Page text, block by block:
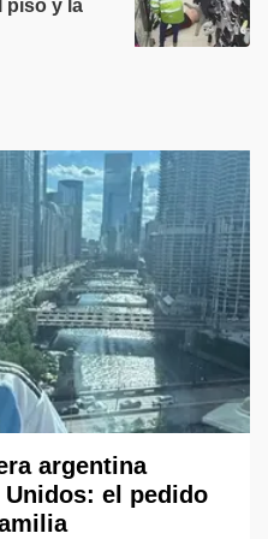
piso y la
argentina
el pedido